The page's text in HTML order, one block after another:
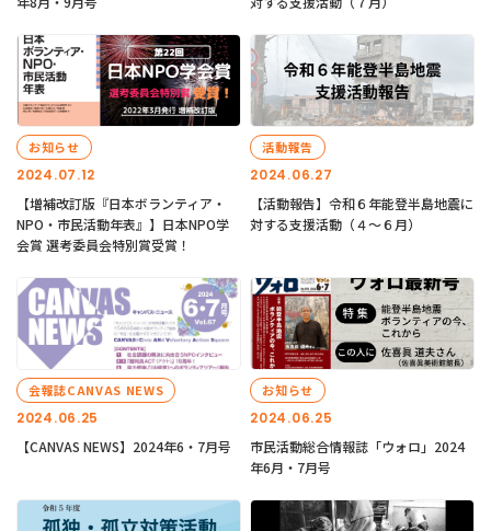
2024.07.12
お知らせ
【増補改訂版『日本ボランティア・
NPO・市民活動年表』】日本NPO学
会賞 選考委員会特別賞受賞！
2024.06.27
活動報告
【活動報告】令和６年能登半島地震に
対する支援活動（４〜６月）
2024.06.25
会報誌CANVAS NEWS
【CANVAS NEWS】2024年6・7月号
2024.06.25
お知らせ
市民活動総合情報誌「ウォロ」2024
年6月・7月号